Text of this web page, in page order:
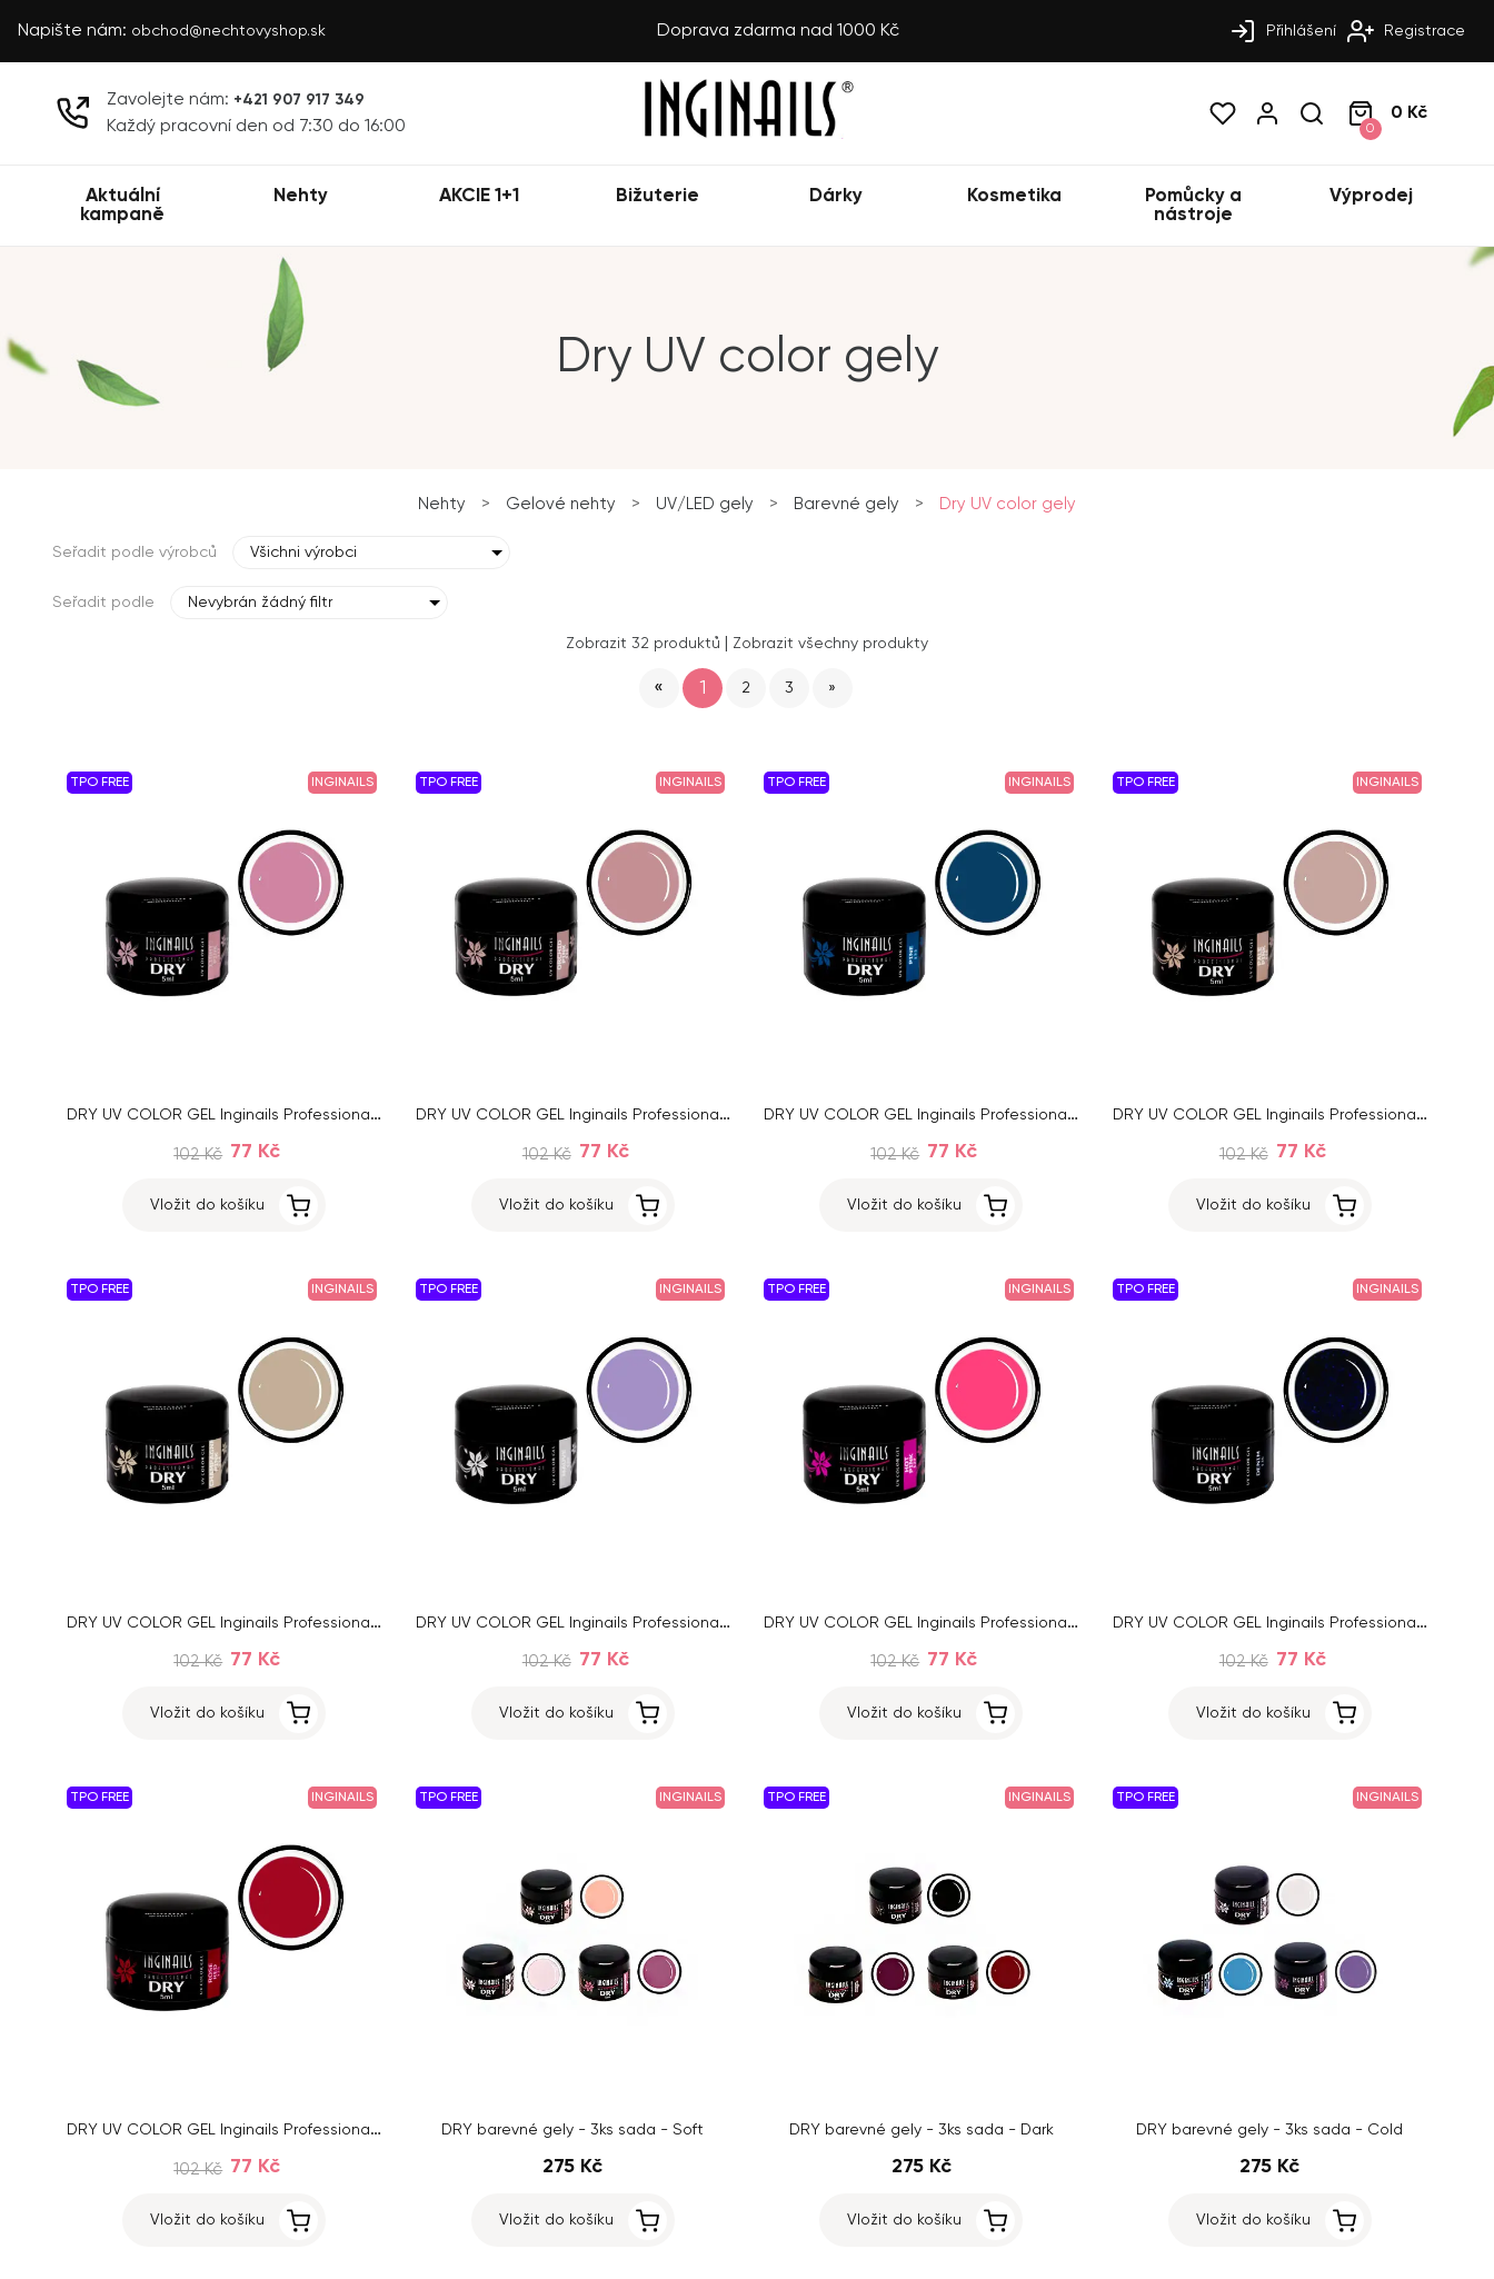
Napište nám: obchod@nechtovyshop.sk Doprava zdarma nad 1000 Kč Přihlášení Registrace
Zavolejte nám: +421 907 917 349
Každý pracovní den od 7:30 do 16:00 0
0 Kč
Aktuální
kampaně
Nehty AKCIE 1+1 Bižuterie Dárky Kosmetika
Pomůcky a
nástroje
Výprodej
Dry UV color gely
Nehty > Gelové nehty > UV/LED gely > Barevné gely > Dry UV color gely
Seřadit podle výrobců Všichni výrobci
Seřadit podle Nevybrán žádný filtr
Zobrazit 32 produktů Zobrazit všechny produkty
« 1 2 3 »
TPO FREE INGINAILS
DRY UV COLOR GEL Inginails Professional – Light Pink 117, 5ml
102 Kč 77 Kč
Vložit do košíku
TPO FREE INGINAILS
DRY UV COLOR GEL Inginails Professional – Orchid Pink 116, 5ml
102 Kč 77 Kč
Vložit do košíku
TPO FREE INGINAILS
DRY UV COLOR GEL Inginails Professional – Pine 133, 5ml
102 Kč 77 Kč
Vložit do košíku
TPO FREE INGINAILS
DRY UV COLOR GEL Inginails Professional – Pale Pink 115, 5ml
102 Kč 77 Kč
Vložit do košíku
TPO FREE INGINAILS
DRY UV COLOR GEL Inginails Professional – Champagne Pink 114, 5ml
102 Kč 77 Kč
Vložit do košíku
TPO FREE INGINAILS
DRY UV COLOR GEL Inginails Professional – Mauve 120, 5ml
102 Kč 77 Kč
Vložit do košíku
TPO FREE INGINAILS
DRY UV COLOR GEL Inginails Professional – Hot Pink 127, 5ml
102 Kč 77 Kč
Vložit do košíku
TPO FREE INGINAILS
DRY UV COLOR GEL Inginails Professional – Denim 136, 5ml
102 Kč 77 Kč
Vložit do košíku
TPO FREE INGINAILS
DRY UV COLOR GEL Inginails Professional – Rose Red 125, 5ml
102 Kč 77 Kč
Vložit do košíku
TPO FREE INGINAILS
DRY barevné gely - 3ks sada - Soft
275 Kč
Vložit do košíku
TPO FREE INGINAILS
DRY barevné gely - 3ks sada - Dark
275 Kč
Vložit do košíku
TPO FREE INGINAILS
DRY barevné gely - 3ks sada - Cold
275 Kč
Vložit do košíku